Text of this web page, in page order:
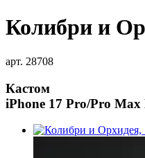
Колибри и
арт. 28708
Кастом
iPhone 17 Pro/Pro Max